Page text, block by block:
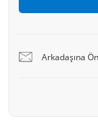
Arkadaşına